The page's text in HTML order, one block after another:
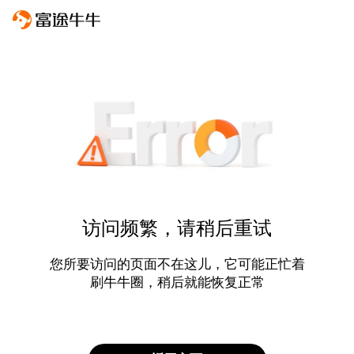
访问频繁，请稍后重试
您所要访问的页面不在这儿，它可能正忙着
刷牛牛圈，稍后就能恢复正常